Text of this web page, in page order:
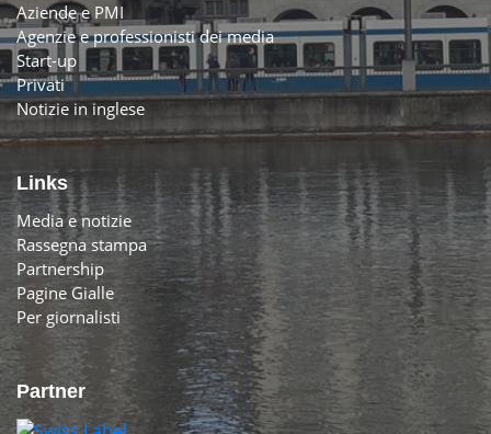
Aziende e PMI
Agenzie e professionisti dei media
Start-up
Privati
Notizie in inglese
Links
Media e notizie
Rassegna stampa
Partnership
Pagine Gialle
Per giornalisti
Partner